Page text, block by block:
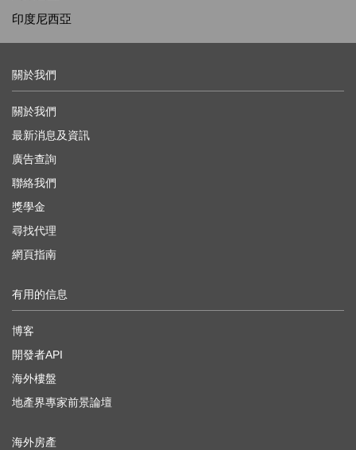
印度尼西亞
關於我們
關於我們
最新消息及資訊
廣告查詢
聯絡我們
獎學金
尋找代理
網頁指南
有用的信息
博客
開發者API
海外樓盤
地產界專家前景論壇
海外房產